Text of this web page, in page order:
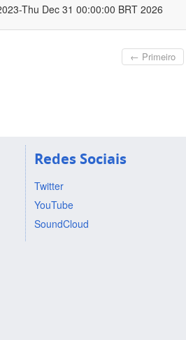
Thu Dec 31 00:00:00 BRT 2026
← Primeiro
Redes Sociais
Twitter
YouTube
SoundCloud